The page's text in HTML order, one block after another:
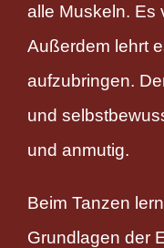
alle Muskeln. Es
Außerdem lehrt
aufzubringen.
und
und anmutig.
Beim Tanzen
Grundlagen der